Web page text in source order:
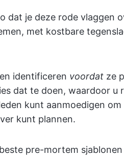
dat je deze rode vlaggen
met kostbare
identificeren voordat ze
dat te doen, waardoor u
kunt aanmoedigen
kunt plannen.
pre-mortem